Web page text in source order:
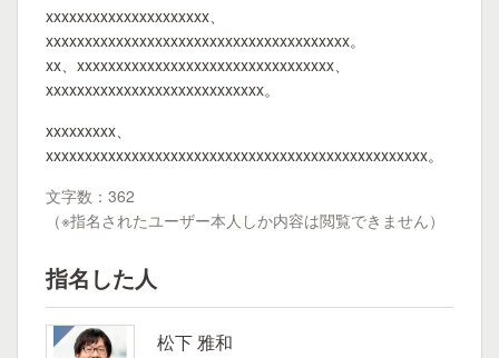
xxxxxxxxxxxxxxxxxxxxx、
xxxxxxxxxxxxxxxxxxxxxxxxxxxxxxxxxxxxxxx。
xx、xxxxxxxxxxxxxxxxxxxxxxxxxxxxxxxxx、
xxxxxxxxxxxxxxxxxxxxxxxxxxxx。
xxxxxxxxx、
xxxxxxxxxxxxxxxxxxxxxxxxxxxxxxxxxxxxxxxxxxxxxxxxx。
文字数：362
（※指名されたユーザー本人しか内容は閲覧できません）
指名した人
松下 雅和